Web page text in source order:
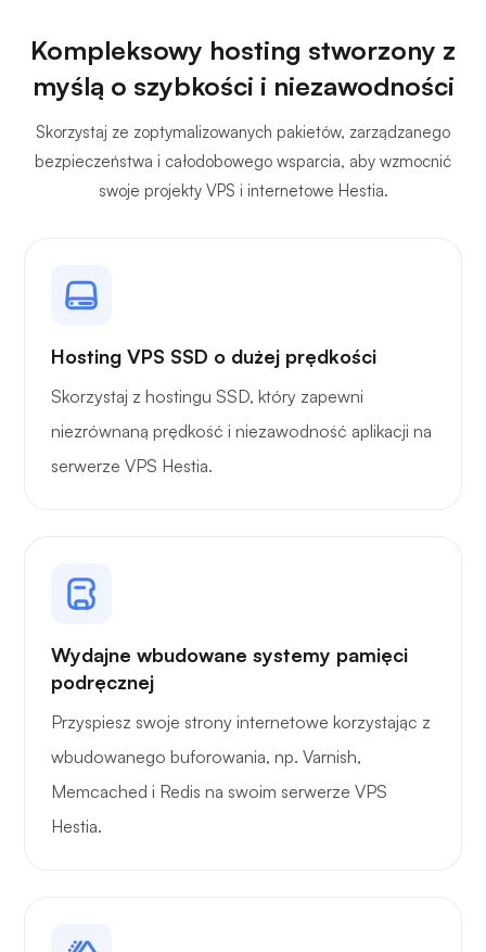
Kompleksowy hosting stworzony z
myślą o szybkości i niezawodności
Skorzystaj ze zoptymalizowanych pakietów, zarządzanego
bezpieczeństwa i całodobowego wsparcia, aby wzmocnić
swoje projekty VPS i internetowe Hestia.
Hosting VPS SSD o dużej prędkości
Skorzystaj z hostingu SSD, który zapewni
niezrównaną prędkość i niezawodność aplikacji na
serwerze VPS Hestia.
Wydajne wbudowane systemy pamięci
podręcznej
Przyspiesz swoje strony internetowe korzystając z
wbudowanego buforowania, np. Varnish,
Memcached i Redis na swoim serwerze VPS
Hestia.